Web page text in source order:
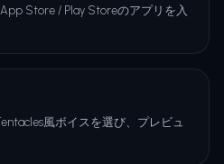
Store / Play Storeのアプリを入
風ボイスを選び、プレビュ